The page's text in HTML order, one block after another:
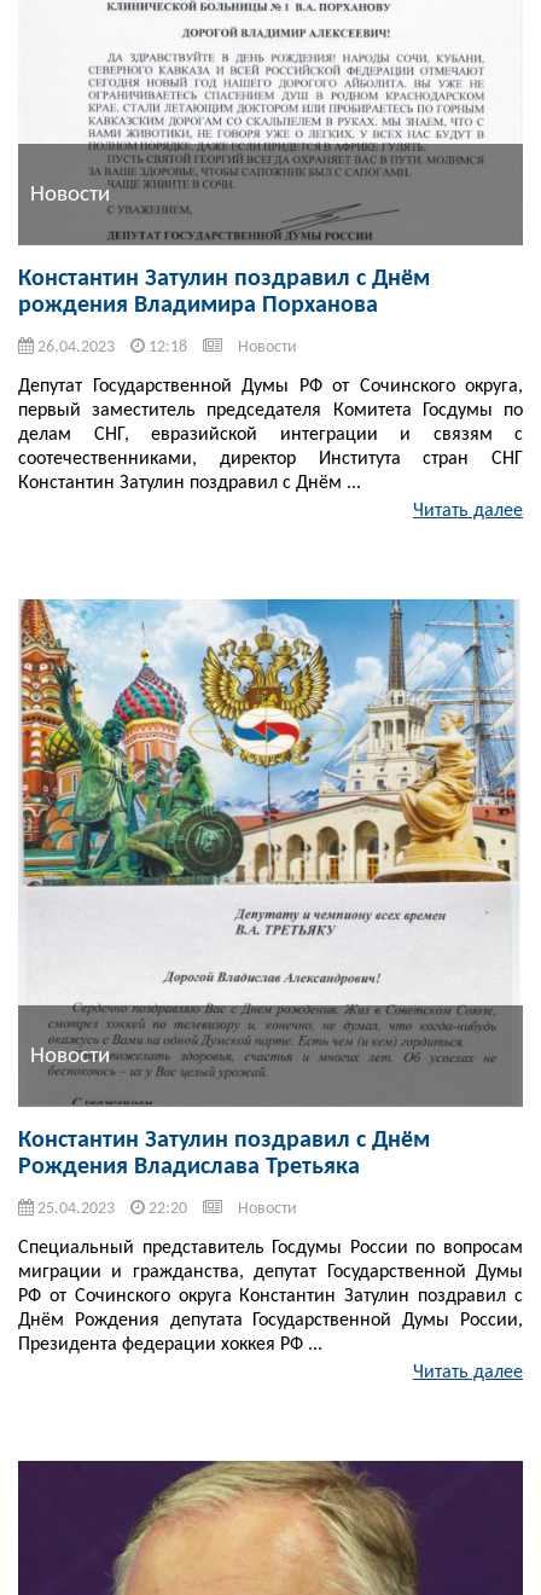
Новости
Константин Затулин поздравил с Днём
рождения Владимира Порханова
26.04.2023 12:18 Новости
Депутат Государственной Думы РФ от Сочинского округа,
первый заместитель председателя Комитета Госдумы по
делам СНГ, евразийской интеграции и связям с
соотечественниками, директор Института стран СНГ
Константин Затулин поздравил с Днём ...
Читать далее
Новости
Константин Затулин поздравил с Днём
Рождения Владислава Третьяка
25.04.2023 22:20 Новости
Специальный представитель Госдумы России по вопросам
миграции и гражданства, депутат Государственной Думы
РФ от Сочинского округа Константин Затулин поздравил с
Днём Рождения депутата Государственной Думы России,
Президента федерации хоккея РФ ...
Читать далее